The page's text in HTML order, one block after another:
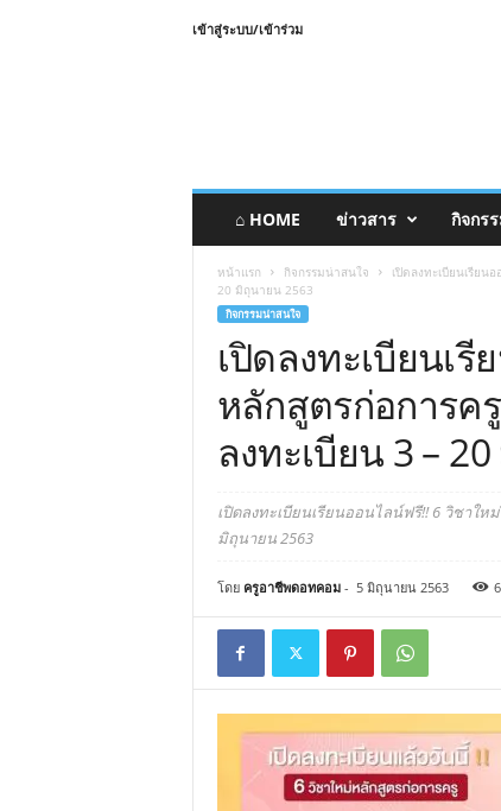
เข้าสู่ระบบ/เข้าร่วม
⌂ HOME ข่าวสาร กิจกร
หน้าแรก กิจกรรมน่าสนใจ
เปิดลงทะเบียนเรีย
20 มิถุนายน 2563
กิจกรรมน่าสนใจ
เปิดลงทะเบียนเ
หลักสูตรก่อการค
ลงทะเบียน 3 –
เปิดลงทะเบียนเรียนออนไลน์ฟรี!! 6 วิชาใ
มิถุนายน 2563
โดย ครูอาชีพดอทคอม- 5 มิถุนายน 2563